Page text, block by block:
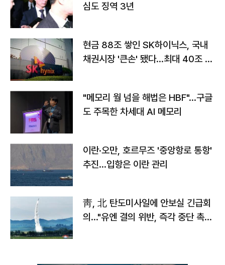
심도 징역 3년
현금 88조 쌓인 SK하이닉스, 국내
채권시장 '큰손' 됐다…최대 40조 투
"메모리 월 넘을 해법은 HBF"…구글
도 주목한 차세대 AI 메모리
이란·오만, 호르무즈 '중앙항로 통항'
추진…입항은 이란 관리
靑, 北 탄도미사일에 안보실 긴급회
의…"유엔 결의 위반, 즉각 중단 촉